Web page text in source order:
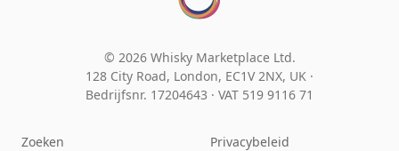
© 2026 Whisky Marketplace Ltd.
128 City Road, London, EC1V 2NX, UK ·
Bedrijfsnr. 17204643 · VAT 519 9116 71
Zoeken
Privacybeleid